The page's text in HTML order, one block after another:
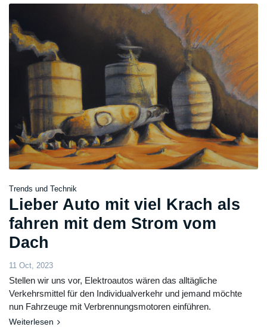
Trends und Technik
Lieber Auto mit viel Krach als
fahren mit dem Strom vom
Dach
11 Oct, 2023
Stellen wir uns vor, Elektroautos wären das alltägliche
Verkehrsmittel für den Individualverkehr und jemand möchte
nun Fahrzeuge mit Verbrennungsmotoren einführen.
Weiterlesen